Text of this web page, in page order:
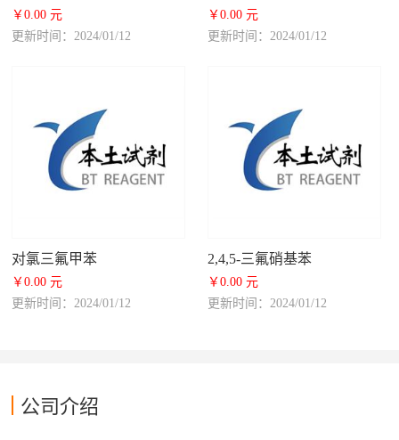
￥0.00 元
更新时间：2024/01/12
￥0.00 元
更新时间：2024/01/12
对氯三氟甲苯
￥0.00 元
更新时间：2024/01/12
2,4,5-三氟硝基苯
￥0.00 元
更新时间：2024/01/12
公司介绍